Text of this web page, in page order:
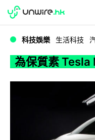
為保質素
WWDC 2026
科技娛樂 生活科技
為保質素 Tesla